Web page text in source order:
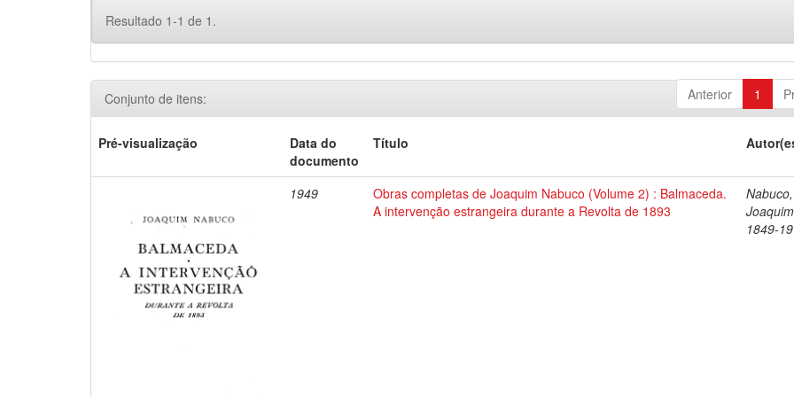
Resultado 1-1 de 1.
Anterior 1
Conjunto de itens:
Pré-visualização
Data do
documento
Título
1949
Obras completas de Joaquim Nabuco (Volume 2) : Balmaceda.
A intervenção estrangeira durante a Revolta de 1893
Nabuco,
1849-